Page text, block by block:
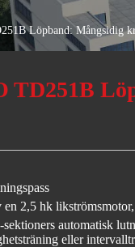
Löpband: Mångsidig
TD251B
2,5 hk
automatisk
eller